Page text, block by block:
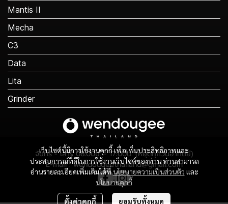
เว็บไซต์นี้มีการใช้งานคุกกี้ เพื่อเพิ่มประสิทธิภาพและ
ประสบการณ์ที่ดีในการใช้งานเว็บไซต์ของท่าน ท่านสามารถ
อ่านรายละเอียดเพิ่มเติมได้ที่นโยบายความเป็นส่วนตัว และ
นโยบายคุกกี้
ตั้งค่าคุกกี้ ยอมรับทั้งหมด
Mantis II
Mecha
C3
Data
Lita
Grinder
จันทร์ - เสาร์ 08:00น. - 17:00น. (หยุดทุกวันอาทิตย์)
E-mail : wendougeethailand@gmail.com